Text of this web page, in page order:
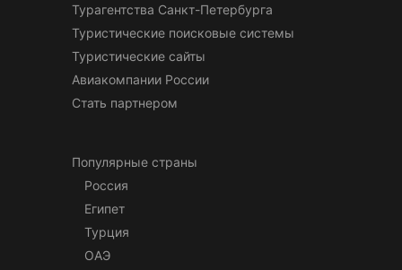
Турагентства Санкт-Петербурга
Туристические поисковые системы
Туристические сайты
Авиакомпании России
Стать партнером
Популярные страны
Россия
Египет
Турция
ОАЭ